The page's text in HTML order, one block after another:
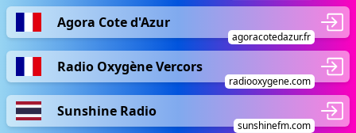
Agora Cote d'Azur
agoracotedazur.fr
Radio Oxygène Vercors
radiooxygene.com
Sunshine Radio
sunshinefm.com